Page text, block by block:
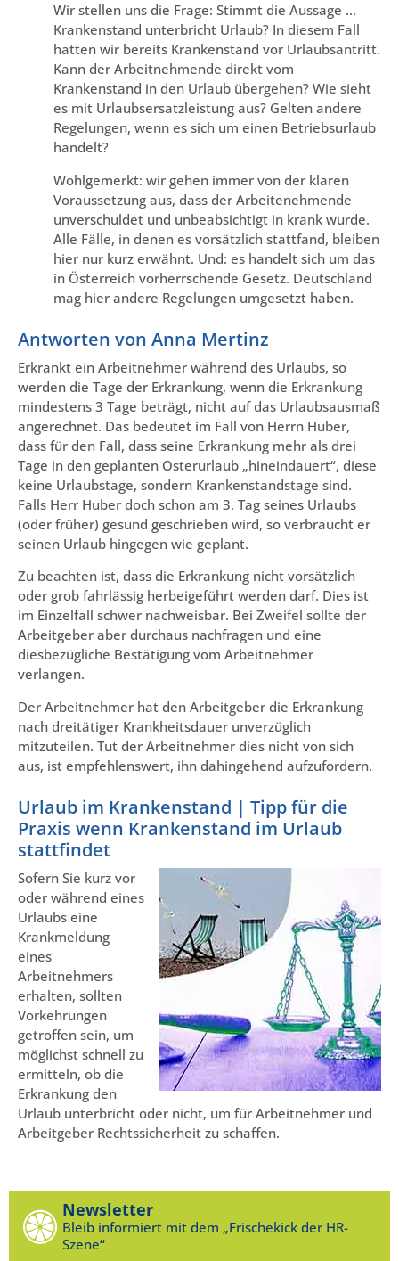
Wir stellen uns die Frage: Stimmt die Aussage …
Krankenstand unterbricht Urlaub? In diesem Fall
hatten wir bereits Krankenstand vor Urlaubsantritt.
Kann der Arbeitnehmende direkt vom
Krankenstand in den Urlaub übergehen? Wie sieht
es mit Urlaubsersatzleistung aus? Gelten andere
Regelungen, wenn es sich um einen Betriebsurlaub
handelt?
Wohlgemerkt: wir gehen immer von der klaren
Voraussetzung aus, dass der Arbeitenehmende
unverschuldet und unbeabsichtigt in krank wurde.
Alle Fälle, in denen es vorsätzlich stattfand, bleiben
hier nur kurz erwähnt. Und: es handelt sich um das
in Österreich vorherrschende Gesetz. Deutschland
mag hier andere Regelungen umgesetzt haben.
Antworten von Anna Mertinz
Erkrankt ein Arbeitnehmer während des Urlaubs, so
werden die Tage der Erkrankung, wenn die Erkrankung
mindestens 3 Tage beträgt, nicht auf das Urlaubsausmaß
angerechnet. Das bedeutet im Fall von Herrn Huber,
dass für den Fall, dass seine Erkrankung mehr als drei
Tage in den geplanten Osterurlaub „hineindauert“, diese
keine Urlaubstage, sondern Krankenstandstage sind.
Falls Herr Huber doch schon am 3. Tag seines Urlaubs
(oder früher) gesund geschrieben wird, so verbraucht er
seinen Urlaub hingegen wie geplant.
Zu beachten ist, dass die Erkrankung nicht vorsätzlich
oder grob fahrlässig herbeigeführt werden darf. Dies ist
im Einzelfall schwer nachweisbar. Bei Zweifel sollte der
Arbeitgeber aber durchaus nachfragen und eine
diesbezügliche Bestätigung vom Arbeitnehmer
verlangen.
Der Arbeitnehmer hat den Arbeitgeber die Erkrankung
nach dreitätiger Krankheitsdauer unverzüglich
mitzuteilen. Tut der Arbeitnehmer dies nicht von sich
aus, ist empfehlenswert, ihn dahingehend aufzufordern.
Urlaub im Krankenstand | Tipp für die
Praxis wenn Krankenstand im Urlaub
stattfindet
Sofern Sie kurz vor
oder während eines
Urlaubs eine
Krankmeldung
eines
Arbeitnehmers
erhalten, sollten
Vorkehrungen
getroffen sein, um
möglichst schnell zu
ermitteln, ob die
Erkrankung den
Urlaub unterbricht oder nicht, um für Arbeitnehmer und
Arbeitgeber Rechtssicherheit zu schaffen.
Newsletter
Bleib informiert mit dem „Frischekick der HR-
Szene“